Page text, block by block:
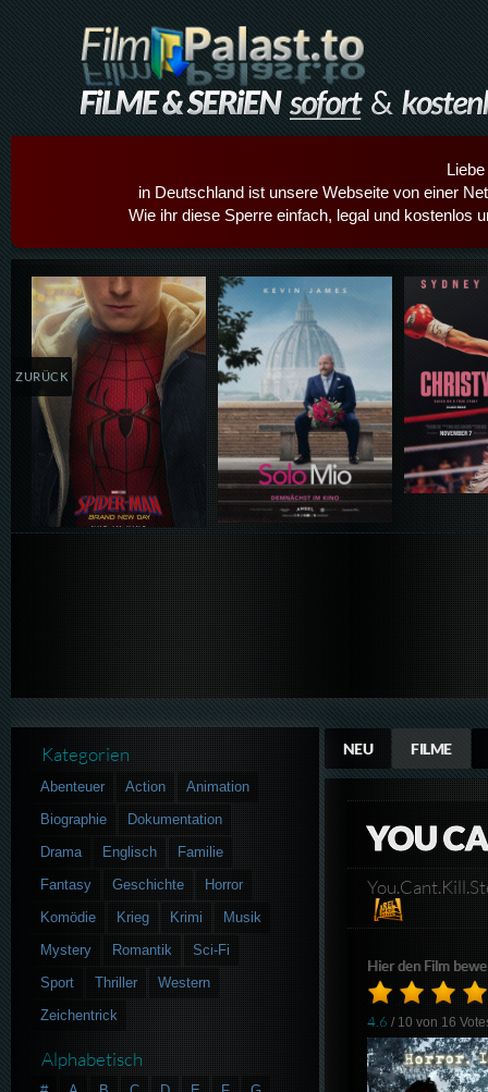
in Deutschland ist unsere Webseite von einer
Wie ihr diese Sperre einfach, legal und kostenlos
Details,Play Details,Play
ZURÜCK
NEU FILME
YOU
Hier den Film
4.6 / 10 von 16
Kategorien
Abenteuer Action
Animation
Biographie
Dokumentation
Drama
Englisch
Familie
Fantasy
Geschichte
Horror
Komödie
Krieg Krimi
Musik
Mystery
Romantik
Sci-Fi
Sport
Thriller
Western
Zeichentrick
Alphabetisch